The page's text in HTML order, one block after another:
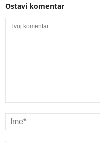
Ostavi komentar